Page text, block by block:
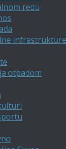
redu
infrastrukture
otpadom